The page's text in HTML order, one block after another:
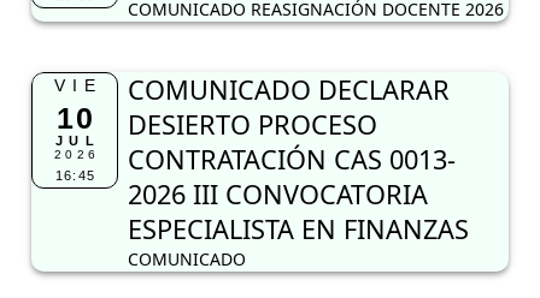
COMUNICADO REASIGNACIÓN DOCENTE 2026
VIE
10
JUL
2026
16:45
COMUNICADO DECLARAR
DESIERTO PROCESO
CONTRATACIÓN CAS 0013-
2026 III CONVOCATORIA
ESPECIALISTA EN FINANZAS
COMUNICADO